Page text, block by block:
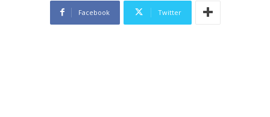
Facebook Twitter